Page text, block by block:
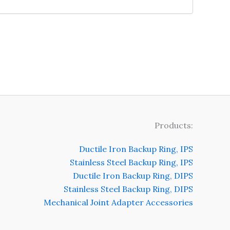
Products:
Ductile Iron Backup Ring, IPS
Stainless Steel Backup Ring, IPS
Ductile Iron Backup Ring, DIPS
Stainless Steel Backup Ring, DIPS
Mechanical Joint Adapter Accessories